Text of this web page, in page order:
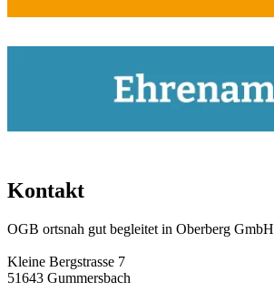
Kontakt
OGB ortsnah gut begleitet in Oberberg GmbH
Kleine Bergstrasse 7
51643 Gummersbach